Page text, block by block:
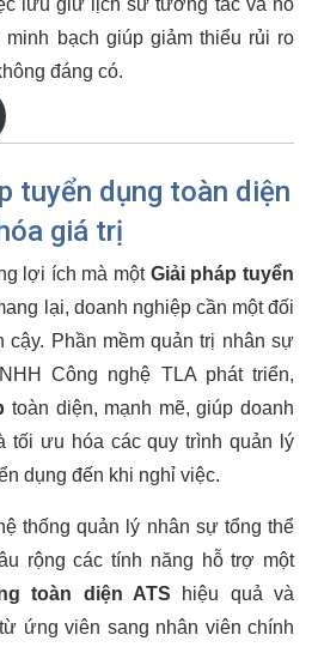
lưu giữ lịch sử tương tác và hồ
bạch giúp giảm thiểu rủi ro
đáng có.
tuyển dụng toàn diện
giá trị
lợi ích mà một Giải pháp tuyển
lại, doanh nghiệp cần một đối
cậy. Phần mềm quản trị nhân sự
Công nghệ TLA phát triển,
toàn diện, mạnh mẽ, giúp doanh
tối ưu hóa các quy trình quản lý
dụng đến khi nghỉ việc.
thống quản lý nhân sự tổng thể
rộng các tính năng hỗ trợ một
toàn diện ATS hiệu quả và
ứng viên sang nhân viên chính